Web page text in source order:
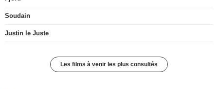
Soudain
Justin le Juste
Les films à venir les plus consultés